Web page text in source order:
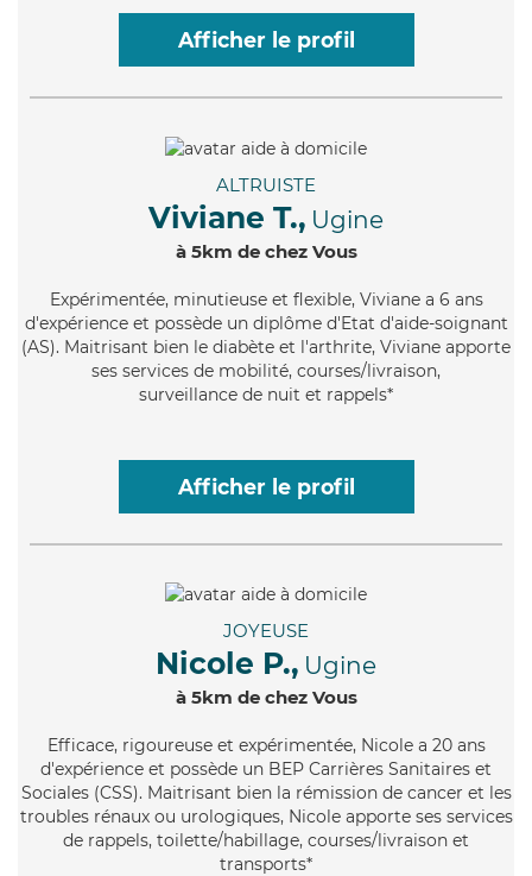
Afficher le profil
ALTRUISTE
Viviane T., Ugine
à 5km de chez Vous
Expérimentée, minutieuse et flexible, Viviane a 6 ans
d'expérience et possède un diplôme d'Etat d'aide-soignant
(AS). Maitrisant bien le diabète et l'arthrite, Viviane apporte
ses services de mobilité, courses/livraison,
surveillance de nuit et rappels*
Afficher le profil
JOYEUSE
Nicole P., Ugine
à 5km de chez Vous
Efficace, rigoureuse et expérimentée, Nicole a 20 ans
d'expérience et possède un BEP Carrières Sanitaires et
Sociales (CSS). Maitrisant bien la rémission de cancer et les
troubles rénaux ou urologiques, Nicole apporte ses services
de rappels, toilette/habillage, courses/livraison et
transports*